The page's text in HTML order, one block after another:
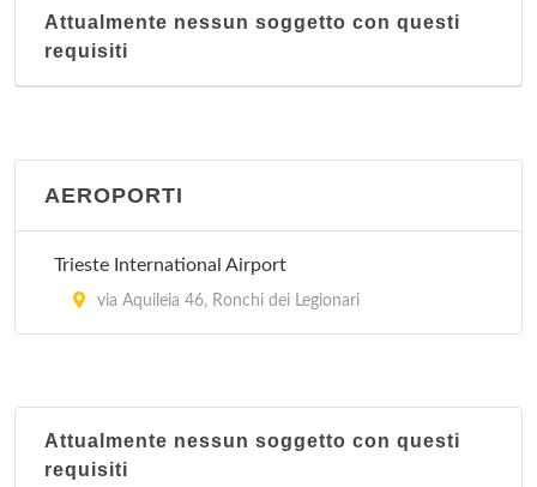
Attualmente nessun soggetto con questi
requisiti
AEROPORTI
Trieste International Airport
via Aquileia 46, Ronchi dei Legionari
Attualmente nessun soggetto con questi
requisiti